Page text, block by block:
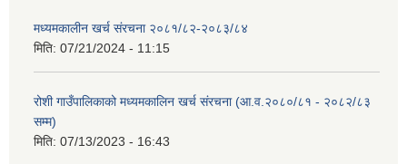
मध्यमकालीन खर्च संरचना २०८१/८२-२०८३/८४
मिति: 07/21/2024 - 11:15
रोशी गाउँपालिकाको मध्यमकालिन खर्च संरचना (आ.व.२०८०/८१ - २०८२/८३
सम्म)
मिति: 07/13/2023 - 16:43